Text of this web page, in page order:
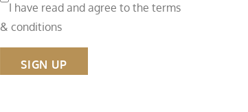
I have read and agree to the terms
& conditions